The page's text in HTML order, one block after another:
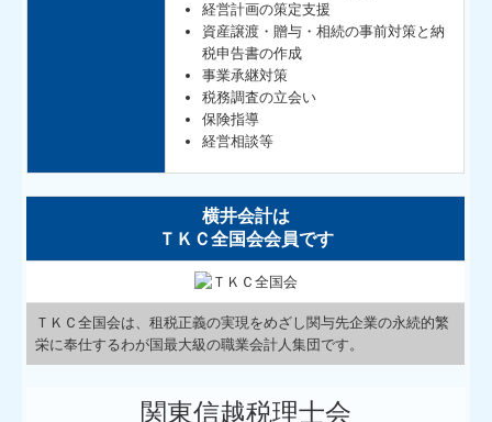
経営計画の策定支援
資産譲渡・贈与・相続の事前対策と納
税申告書の作成
事業承継対策
税務調査の立会い
保険指導
経営相談等
横井会計は
ＴＫＣ全国会会員です
ＴＫＣ全国会は、租税正義の実現をめざし関与先企業の永続的繁
栄に奉仕するわが国最大級の職業会計人集団です。
関東信越税理士会